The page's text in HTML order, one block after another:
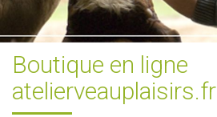
Boutique en ligne
atelierveauplaisirs.fr